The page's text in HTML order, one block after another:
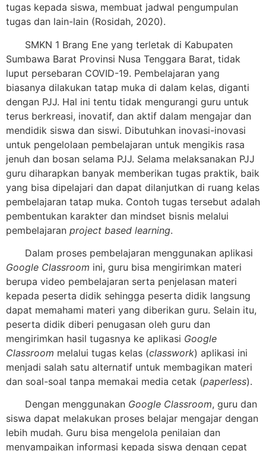
tugas kepada siswa, membuat jadwal pengumpulan
tugas dan lain-lain (Rosidah, 2020).
SMKN 1 Brang Ene yang terletak di Kabupaten
Sumbawa Barat Provinsi Nusa Tenggara Barat, tidak
luput persebaran COVID-19. Pembelajaran yang
biasanya dilakukan tatap muka di dalam kelas, diganti
dengan PJJ. Hal ini tentu tidak mengurangi guru untuk
terus berkreasi, inovatif, dan aktif dalam mengajar dan
mendidik siswa dan siswi. Dibutuhkan inovasi-inovasi
untuk pengelolaan pembelajaran untuk mengikis rasa
jenuh dan bosan selama PJJ. Selama melaksanakan PJJ
guru diharapkan banyak memberikan tugas praktik, baik
yang bisa dipelajari dan dapat dilanjutkan di ruang kelas
pembelajaran tatap muka. Contoh tugas tersebut adalah
pembentukan karakter dan mindset bisnis melalui
pembelajaran project based learning.
Dalam proses pembelajaran menggunakan aplikasi
Google Classroom ini, guru bisa mengirimkan materi
berupa video pembelajaran serta penjelasan materi
kepada peserta didik sehingga peserta didik langsung
dapat memahami materi yang diberikan guru. Selain itu,
peserta didik diberi penugasan oleh guru dan
mengirimkan hasil tugasnya ke aplikasi Google
Classroom melalui tugas kelas (classwork) aplikasi ini
menjadi salah satu alternatif untuk membagikan materi
dan soal-soal tanpa memakai media cetak (paperless).
Dengan menggunakan Google Classroom, guru dan
siswa dapat melakukan proses belajar mengajar dengan
lebih mudah. Guru bisa mengelola penilaian dan
menyampaikan informasi kepada siswa dengan cepat